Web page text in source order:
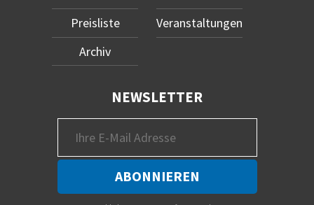
Preisliste
Archiv
Veranstaltungen
NEWSLETTER